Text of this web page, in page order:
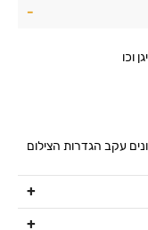
וכו
עקב הגדרות הצילום